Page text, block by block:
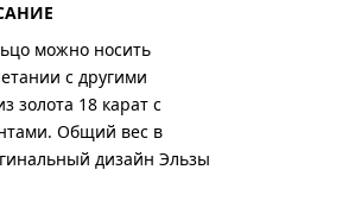
можно носить
с другими
золота 18 карат с
Общий вес в
дизайн Эльзы